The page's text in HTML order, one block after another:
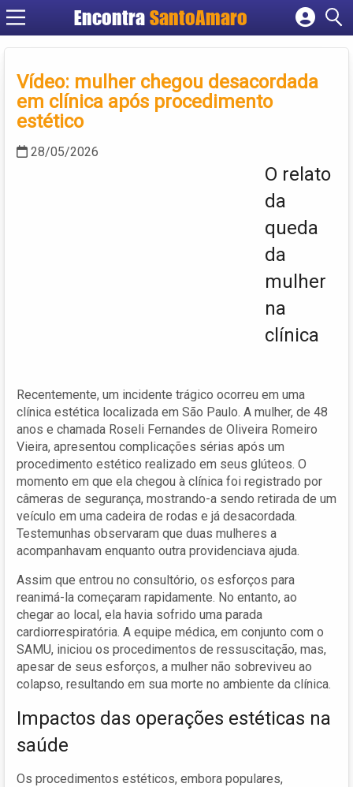
Encontra SantoAmaro
Cadastrar empresa
Criar conta
Vídeo: mulher chegou desacordada
em clínica após procedimento
estético
28/05/2026
O relato
da
queda
da
mulher
na
clínica
Recentemente, um incidente trágico ocorreu em uma
clínica estética localizada em São Paulo. A mulher, de 48
anos e chamada Roseli Fernandes de Oliveira Romeiro
Vieira, apresentou complicações sérias após um
procedimento estético realizado em seus glúteos. O
momento em que ela chegou à clínica foi registrado por
câmeras de segurança, mostrando-a sendo retirada de um
veículo em uma cadeira de rodas e já desacordada.
Testemunhas observaram que duas mulheres a
acompanhavam enquanto outra providenciava ajuda.
Assim que entrou no consultório, os esforços para
reanimá-la começaram rapidamente. No entanto, ao
chegar ao local, ela havia sofrido uma parada
cardiorrespiratória. A equipe médica, em conjunto com o
SAMU, iniciou os procedimentos de ressuscitação, mas,
apesar de seus esforços, a mulher não sobreviveu ao
colapso, resultando em sua morte no ambiente da clínica.
Impactos das operações estéticas na
saúde
Os procedimentos estéticos, embora populares,